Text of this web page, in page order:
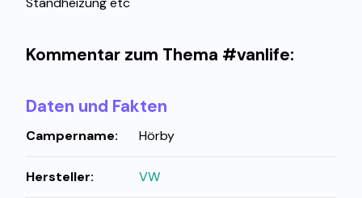
Kommentar zum Thema #vanlife:
Daten und Fakten
Campername: Hörby
Hersteller: VW